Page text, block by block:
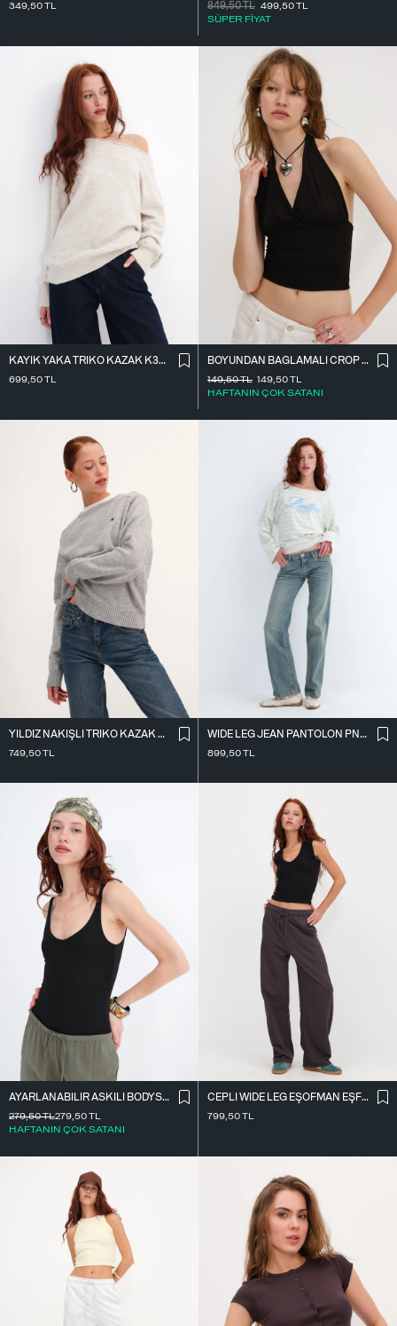
349,50TL
849,50TL 499,50TL
SÜPER FİYAT
KAYIK YAKA TRIKO KAZAK K3480
699,50TL
BOYUNDAN BAĞLAMALI CROP BLUZ B0300-T10
149,50TL
HAFTANIN ÇOK SATANI
149,50TL
YILDIZ NAKIŞLI TRIKO KAZAK K3418-D4
749,50TL
WIDE LEG JEAN PANTOLON PN10031
899,50TL
AYARLANABILIR ASKILI BODYSUIT Z2011
279,50TL
HAFTANIN ÇOK SATANI
279,50TL
CEPLI WIDE LEG EŞOFMAN EŞF10487
799,50TL